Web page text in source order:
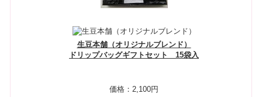
生豆本舗（オリジナルブレンド）
ドリップバッグギフトセット 15袋入
価格： 2,100円